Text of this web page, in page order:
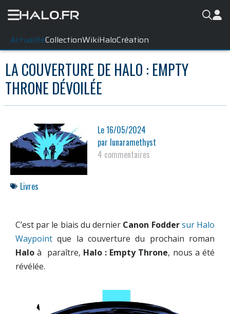
ActualitéCollectionWikiHaloCréation
LA COUVERTURE DE HALO : EMPTY
THRONE DÉVOILÉE
Le16/05/2024
par lunaramethyst
4 commentaires
Livres
C’est par le biais du dernier Canon Fodder sur Halo
Waypoint que la couverture du prochain roman
Halo à paraître, Halo : Empty Throne, nous a été
révélée.